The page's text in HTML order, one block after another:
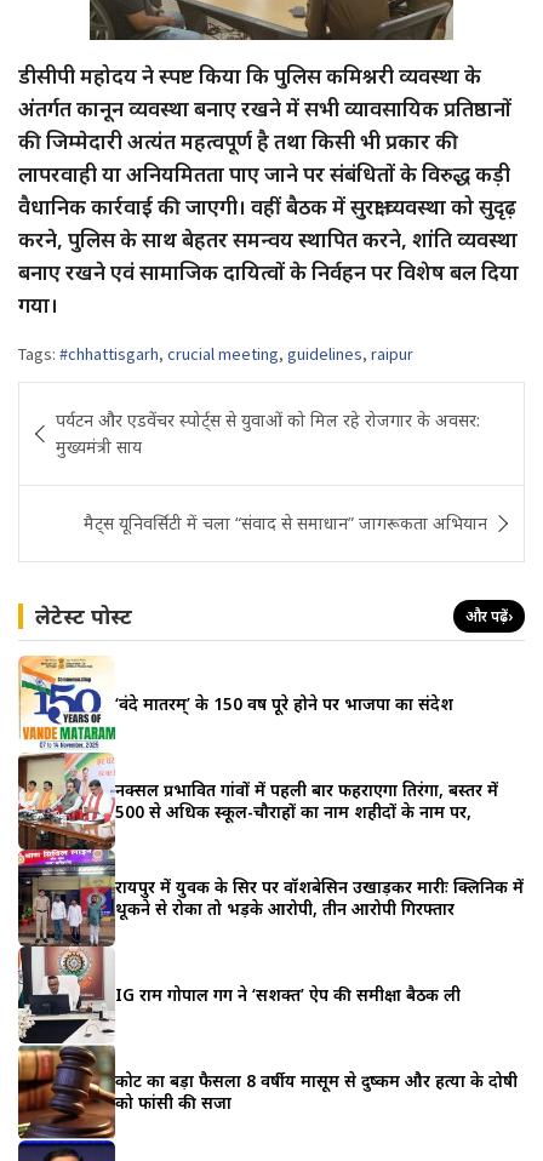
डीसीपी महोदय ने स्पष्ट किया कि पुलिस कमिश्नरी व्यवस्था के
अंतर्गत कानून व्यवस्था बनाए रखने में सभी व्यावसायिक प्रतिष्ठानों
की जिम्मेदारी अत्यंत महत्वपूर्ण है तथा किसी भी प्रकार की
लापरवाही या अनियमितता पाए जाने पर संबंधितों के विरुद्ध कड़ी
वैधानिक कार्रवाई की जाएगी। वहीं बैठक में सुरक्षा व्यवस्था को सुदृढ़
करने, पुलिस के साथ बेहतर समन्वय स्थापित करने, शांति व्यवस्था
बनाए रखने एवं सामाजिक दायित्वों के निर्वहन पर विशेष बल दिया
गया।
Tags: #chhattisgarh, crucial meeting, guidelines, raipur
Post
navigation
पर्यटन और एडवेंचर स्पोर्ट्स से युवाओं को मिल रहे रोजगार के अवसर:
मुख्यमंत्री साय
मैट्स यूनिवर्सिटी में चला “संवाद से समाधान” जागरूकता अभियान
लेटेस्ट पोस्ट और पढ़ें›
‘वंदे मातरम्’ के 150 वर्ष पूरे होने पर भाजपा का संदेश
नक्सल प्रभावित गांवों में पहली बार फहराएगा तिरंगा, बस्तर में
500 से अधिक स्कूल-चौराहों का नाम शहीदों के नाम पर,
रायपुर में युवक के सिर पर वॉशबेसिन उखाड़कर मारीः क्लिनिक में
थूकने से रोका तो भड़के आरोपी, तीन आरोपी गिरफ्तार
IG राम गोपाल गर्ग ने ‘सशक्त’ ऐप की समीक्षा बैठक ली
कोर्ट का बड़ा फैसला 8 वर्षीय मासूम से दुष्कर्म और हत्या के दोषी
को फांसी की सजा